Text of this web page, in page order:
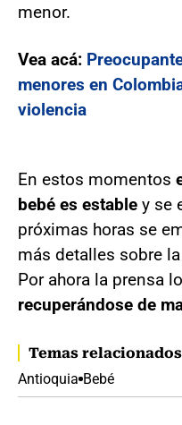
menor.
Vea acá:
menores en
violencia
En estos momentos
bebé es estable y se
próximas horas se
más detalles sobre
Por ahora la prensa
recuperándose de
Temas relacionados
Antioquia Bebé